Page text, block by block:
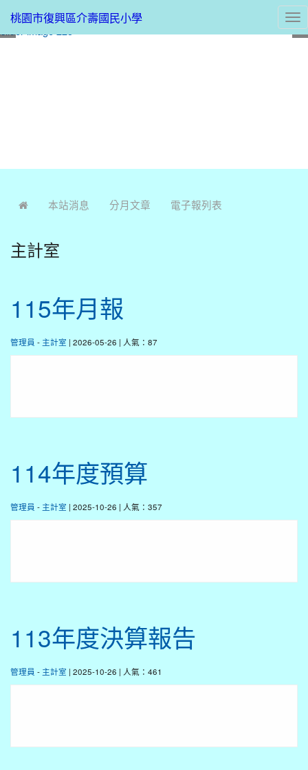
桃園市復興區介壽國民小學
本站消息 分月文章 電子報列表
主計室
115年月報
管理員 - 主計室 | 2026-05-26 | 人氣：87
114年度預算
管理員 - 主計室 | 2025-10-26 | 人氣：357
113年度決算報告
管理員 - 主計室 | 2025-10-26 | 人氣：461